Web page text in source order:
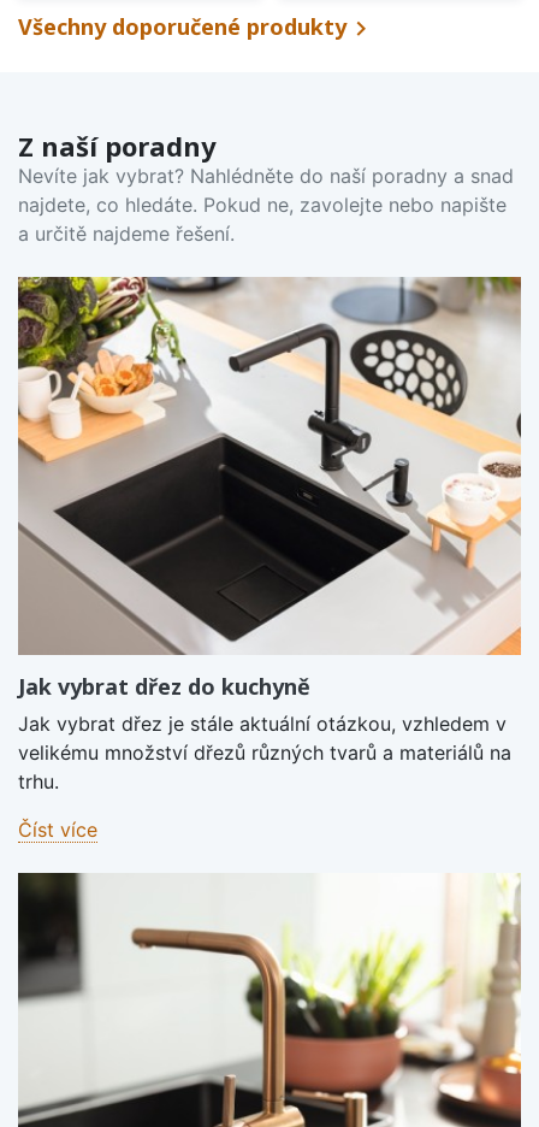
Všechny doporučené produkty
Z naší poradny
Nevíte jak vybrat? Nahlédněte do naší poradny a snad
najdete, co hledáte. Pokud ne, zavolejte nebo napište
a určitě najdeme řešení.
Jak vybrat dřez do kuchyně
Jak vybrat dřez je stále aktuální otázkou, vzhledem v
velikému množství dřezů různých tvarů a materiálů na
trhu.
Číst více